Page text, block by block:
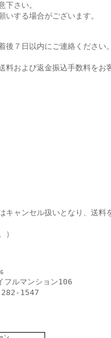
さい。
する場合がございます。
７日以内にご連絡ください。
料および返金振込手数料をお
ャンセル扱いとなり、 送料
）
ルマンション106
1547